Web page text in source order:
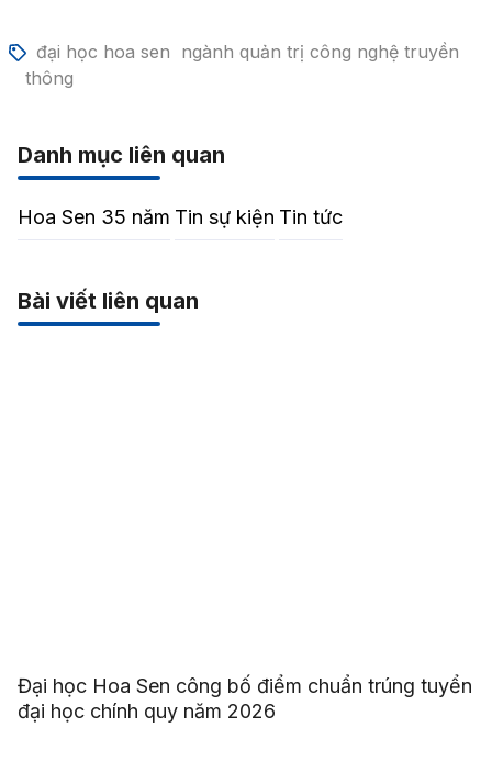
đại học hoa sen ngành quản trị công nghệ truyền
thông
Danh mục liên quan
Hoa Sen 35 năm Tin sự kiện Tin tức
Bài viết liên quan
Đại học Hoa Sen công bố điểm chuẩn trúng tuyển
đại học chính quy năm 2026